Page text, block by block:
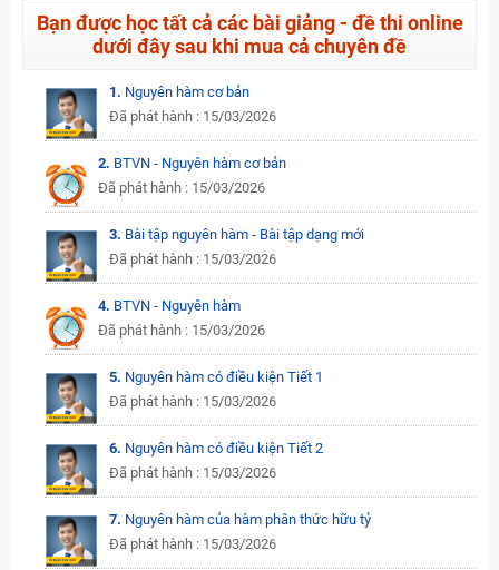
Bạn được học tất cả các bài giảng - đề thi online
dưới đây sau khi mua cả chuyên đề
1. Nguyên hàm cơ bản
Đã phát hành : 15/03/2026
2. BTVN - Nguyên hàm cơ bản
Đã phát hành : 15/03/2026
3. Bài tập nguyên hàm - Bài tập dạng mới
Đã phát hành : 15/03/2026
4. BTVN - Nguyên hàm
Đã phát hành : 15/03/2026
5. Nguyên hàm có điều kiện Tiết 1
Đã phát hành : 15/03/2026
6. Nguyên hàm có điều kiện Tiết 2
Đã phát hành : 15/03/2026
7. Nguyên hàm của hàm phân thức hữu tỷ
Đã phát hành : 15/03/2026